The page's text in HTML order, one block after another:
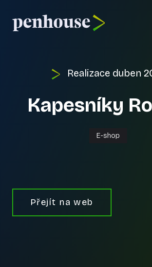
Co umíme?
Reference
Realizace duben
Kapesníky
E-shop
Přejít na web